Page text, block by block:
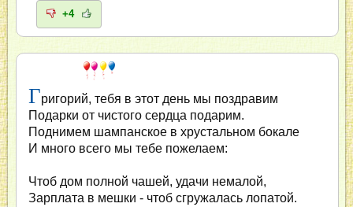
+4
Григорий, тебя в этот день мы поздравим
Подарки от чистого сердца подарим.
Поднимем шампанское в хрустальном бокале
И много всего мы тебе пожелаем:
Чтоб дом полной чашей, удачи немалой,
Зарплата в мешки - чтоб сгружалась лопатой.